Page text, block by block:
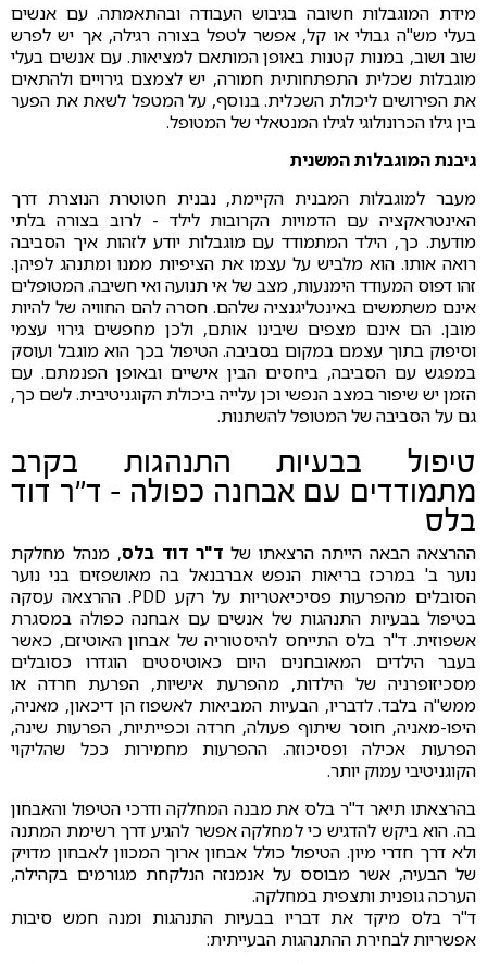
מידת המוגבלות חשובה בגיבוש העבודה ובהתאמתה. עם אנשים
בעלי מש"ה גבולי או קל, אפשר לטפל בצורה רגילה, אך יש לפרש
שוב ושוב, במנות קטנות באופן המותאם למציאות. עם אנשים בעלי
מוגבלות שכלית התפתחותית חמורה, יש לצמצם גירויים ולהתאים
את הפירושים ליכולת השכלית. בנוסף, על המטפל לשאת את הפער
בין גילו הכרונולוגי לגילו המנטאלי של המטופל.
גיבנת המוגבלות המשנית
מעבר למוגבלות המבנית הקיימת, נבנית חטוטרת הנוצרת דרך
האינטראקציה עם הדמויות הקרובות לילד - לרוב בצורה בלתי
מודעת. כך, הילד המתמודד עם מוגבלות יודע לזהות איך הסביבה
רואה אותו. הוא מלביש על עצמו את הציפיות ממנו ומתנהג לפיהן.
זהו דפוס המעודד הימנעות, מצב של אי תנועה ואי חשיבה. המטופלים
אינם משתמשים באינטליגנציה שלהם. חסרה להם החוויה של להיות
מובן. הם אינם מצפים שיבינו אותם, ולכן מחפשים גירוי עצמי
וסיפוק בתוך עצמם במקום בסביבה. הטיפול בכך הוא מוגבל ועוסק
במפגש עם הסביבה, ביחסים הבין אישיים ובאופן הפנמתם. עם
הזמן יש שיפור במצב הנפשי וכן עלייה ביכולת הקוגניטיבית. לשם כך,
גם על הסביבה של המטופל להשתנות.
טיפול בבעיות התנהגות בקרב
מתמודדים עם אבחנה כפולה - ד"ר דוד
בלס
ההרצאה הבאה הייתה הרצאתו של ד"ר דוד בלס, מנהל מחלקת
נוער ב' במרכז בריאות הנפש אברבנאל בה מאושפזים בני נוער
הסובלים מהפרעות פסיכיאטריות על רקע PDD. ההרצאה עסקה
בטיפול בבעיות התנהגות של אנשים עם אבחנה כפולה במסגרת
אשפוזית. ד"ר בלס התייחס להיסטוריה של אבחון האוטיזם, כאשר
בעבר הילדים המאובחנים היום כאוטיסטים הוגדרו כסובלים
מסכיזופרניה של הילדות, מהפרעת אישיות, הפרעת חרדה או
ממש"ה בלבד. לדבריו, הבעיות המביאות לאשפוז הן דיכאון, מאניה,
היפו-מאניה, חוסר שיתוף פעולה, חרדה וכפייתיות, הפרעות שינה,
הפרעות אכילה ופסיכוזה. ההפרעות מחמירות ככל שהליקוי
הקוגניטיבי עמוק יותר.
בהרצאתו תיאר ד"ר בלס את מבנה המחלקה ודרכי הטיפול והאבחון
בה. הוא ביקש להדגיש כי למחלקה אפשר להגיע דרך רשימת המתנה
ולא דרך חדרי מיון. הטיפול כולל אבחון ארוך המכוון לאבחון מדויק
של הבעיה, אשר מבוסס על אנמנזה הנלקחת מגורמים בקהילה,
הערכה גופנית ותצפית במחלקה.
ד"ר בלס מיקד את דבריו בבעיות התנהגות ומנה חמש סיבות
אפשריות לבחירת ההתנהגות הבעייתית: